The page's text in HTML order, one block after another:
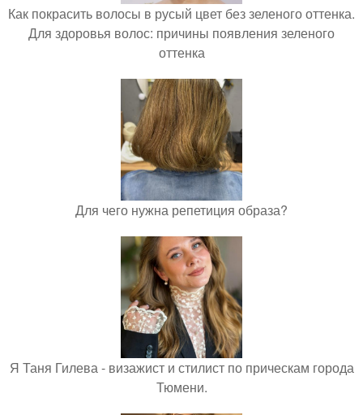
Как покрасить волосы в русый цвет без зеленого оттенка.
Для здоровья волос: причины появления зеленого
оттенка
Для чего нужна репетиция образа?
Я Таня Гилева - визажист и стилист по прическам города
Тюмени.